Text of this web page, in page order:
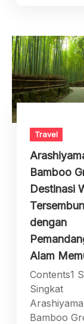
Travel
Bamboo
Destinasi
dengan
Alam
Contents1
Singkat
Arashiyama
Bamboo